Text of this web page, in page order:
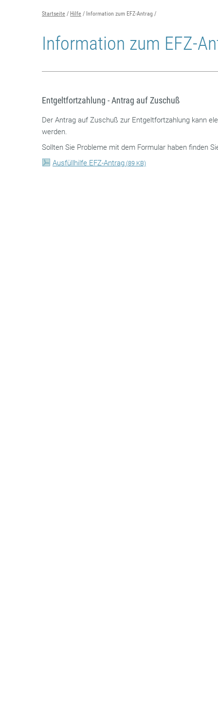
Startseite Hilfe Information zum EFZ-Antrag
Information zum EFZ-
Entgeltfortzahlung - Antrag auf Zuschuß
Der Antrag auf Zuschuß zur Entgeltfortzahlung kann
werden.
Sollten Sie Probleme mit dem Formular haben finden
Ausfüllhilfe EFZ-Antrag (89 KB)